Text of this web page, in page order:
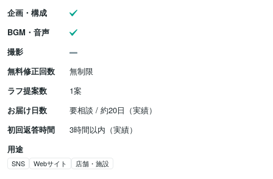
企画・構成
BGM・音声
撮影
無料修正回数
無制限
ラフ提案数
1案
お届け日数
要相談 / 約20日（実績）
初回返答時間
3時間以内（実績）
用途
SNS Webサイト 店舗・施設